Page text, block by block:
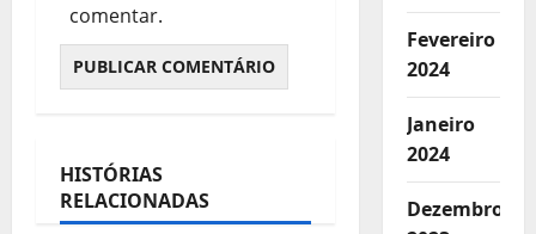
comentar.
HISTÓRIAS
RELACIONADAS
Fevereiro
2024
Janeiro
2024
Dezembro